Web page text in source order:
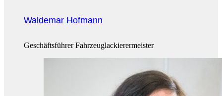
Waldemar Hofmann
Geschäftsführer Fahrzeuglackierermeister